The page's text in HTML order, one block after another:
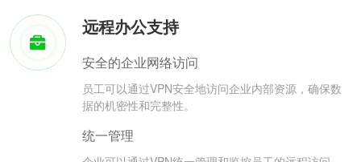
远程办公支持
安全的企业网络访问
员工可以通过VPN安全地访问企业内部资源，确保数
据的机密性和完整性。
统一管理